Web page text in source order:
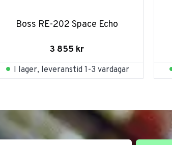
Boss RE-202 Space Echo
3 855 kr
I lager, leveranstid 1-3 vardagar